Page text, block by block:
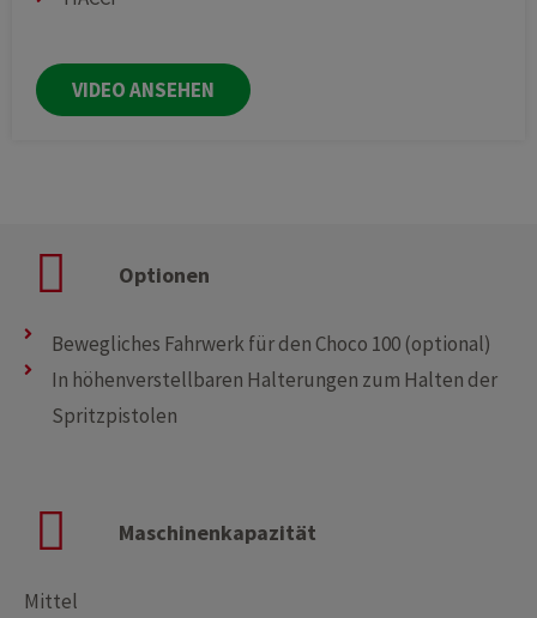
VIDEO ANSEHEN
Optionen
Bewegliches Fahrwerk für den Choco 100 (optional)
In höhenverstellbaren Halterungen zum Halten der
Spritzpistolen
Maschinenkapazität
Mittel